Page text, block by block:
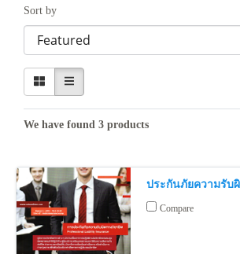
Sort by
We have found 3 products
ประกันภัยความรับ
Compare